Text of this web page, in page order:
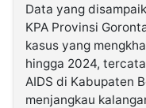
Data yang
KPA Provinsi
kasus yang
hingga 2024,
AIDS di Kabupaten
menjangkau